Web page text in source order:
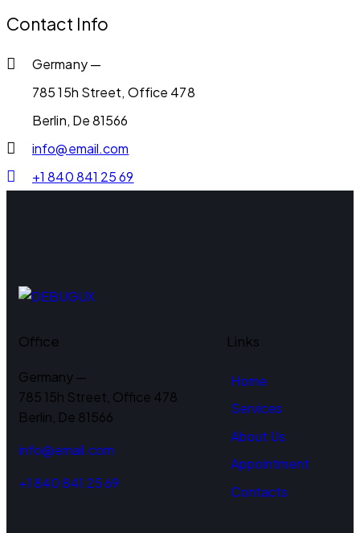
Contact Info
Germany —
785 15h Street, Office 478
Berlin, De 81566
info@email.com
+1 840 841 25 69
Office
Germany —
785 15h Street, Office 478
Berlin, De 81566
info@email.com
+1 840 841 25 69
Links
Home
Services
About Us
Appointment
Contacts